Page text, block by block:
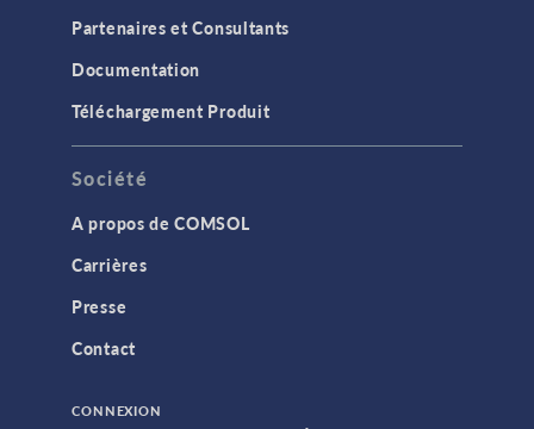
Partenaires et Consultants
Documentation
Téléchargement Produit
Société
A propos de COMSOL
Carrières
Presse
Contact
CONNEXION